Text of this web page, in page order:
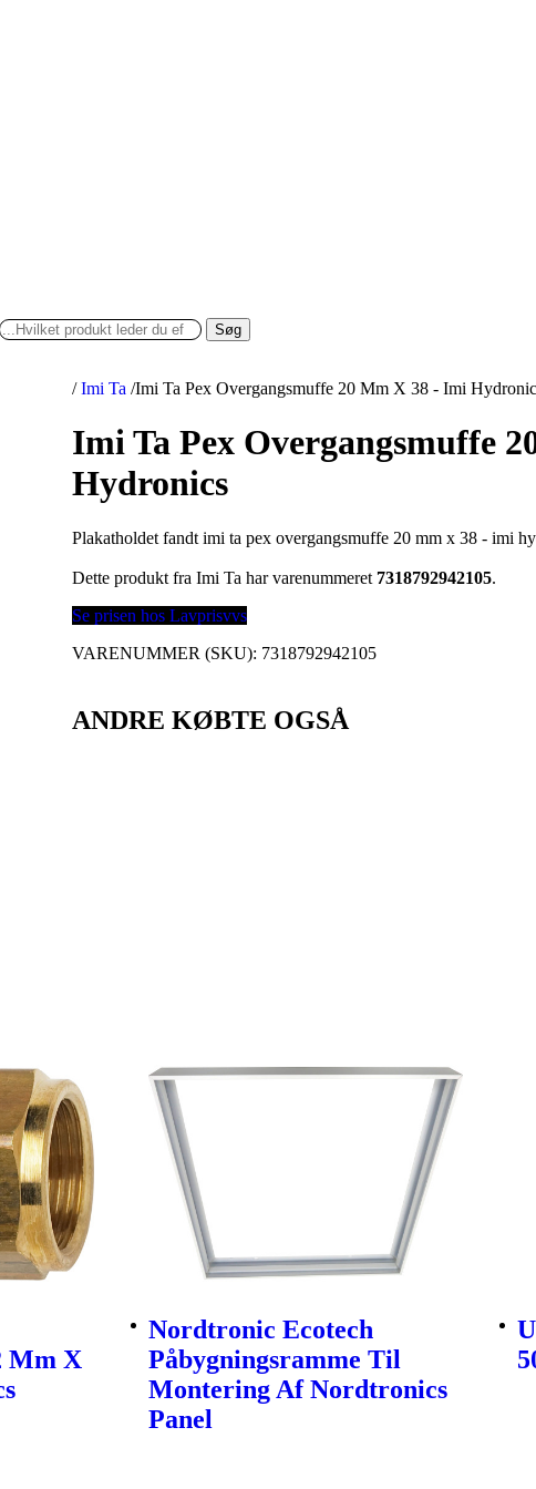
Søg
/ Imi Ta /Imi Ta Pex Overgangsmuffe 20 Mm X 38 - Imi
Imi Ta Pex Overgangsmuffe
Hydronics
Plakatholdet fandt imi ta pex overgangsmuffe 20 mm x 38 - imi
Dette produkt fra Imi Ta har varenummeret 7318792942105.
Se prisen hos Lavprisvvs
VARENUMMER (SKU): 7318792942105
ANDRE KØBTE OGSÅ
Mm X
Nordtronic Ecotech
Påbygningsramme Til
Montering Af Nordtronics
Panel